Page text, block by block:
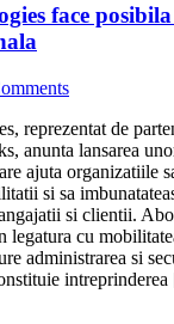
face
reprezentat de
anunta lansarea
ajuta organizatiile
si sa
si clientii.
legatura cu
administrarea si